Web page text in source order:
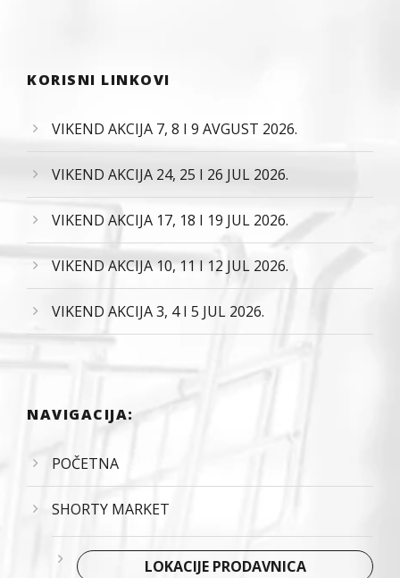
KORISNI LINKOVI
VIKEND AKCIJA 7, 8 I 9 AVGUST 2026.
VIKEND AKCIJA 24, 25 I 26 JUL 2026.
VIKEND AKCIJA 17, 18 I 19 JUL 2026.
VIKEND AKCIJA 10, 11 I 12 JUL 2026.
VIKEND AKCIJA 3, 4 I 5 JUL 2026.
NAVIGACIJA:
POČETNA
SHORTY MARKET
LOKACIJE PRODAVNICA